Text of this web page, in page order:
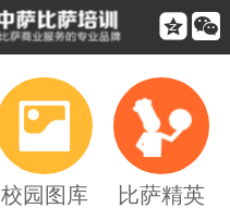


校园图库
比萨精英